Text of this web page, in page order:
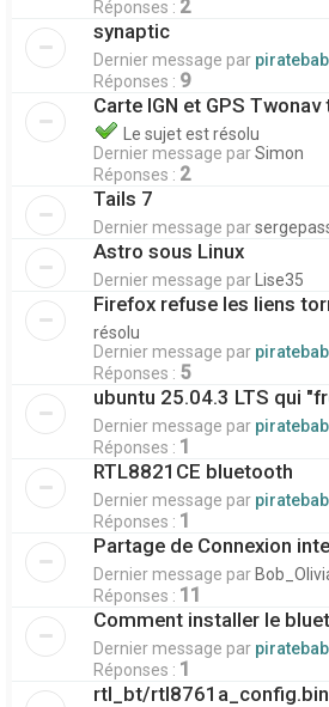
Réponses : 2
synaptic
Dernier message par piratebab
Réponses : 9
Carte IGN et GPS
Le sujet est résolu
Dernier message parSimon
Réponses : 2
Tails 7
Dernier message par
Astro sous Linux
Dernier message par Lise35
Firefox refuse les liens
résolu
Dernier message par piratebab
Réponses : 5
ubuntu 25.04.3 LTS qui
Dernier message par piratebab
Réponses : 1
RTL8821CE bluetooth
Dernier message par piratebab
Réponses : 1
Partage de Connexion
Dernier message par
Réponses : 11
Comment installer le
Dernier message par piratebab
Réponses : 1
rtl_bt/rtl8761a_config.bin